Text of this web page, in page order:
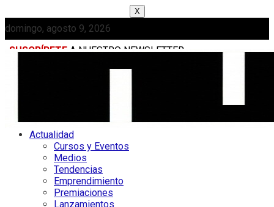
X
domingo, agosto 9, 2026
SUSCRÍBETE A NUESTRO NEWSLETTER
Actualidad
Cursos y Eventos
Medios
Tendencias
Emprendimiento
Premiaciones
Lanzamientos